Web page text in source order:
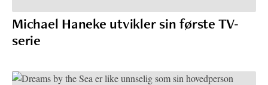
Michael Haneke utvikler sin første TV-
serie